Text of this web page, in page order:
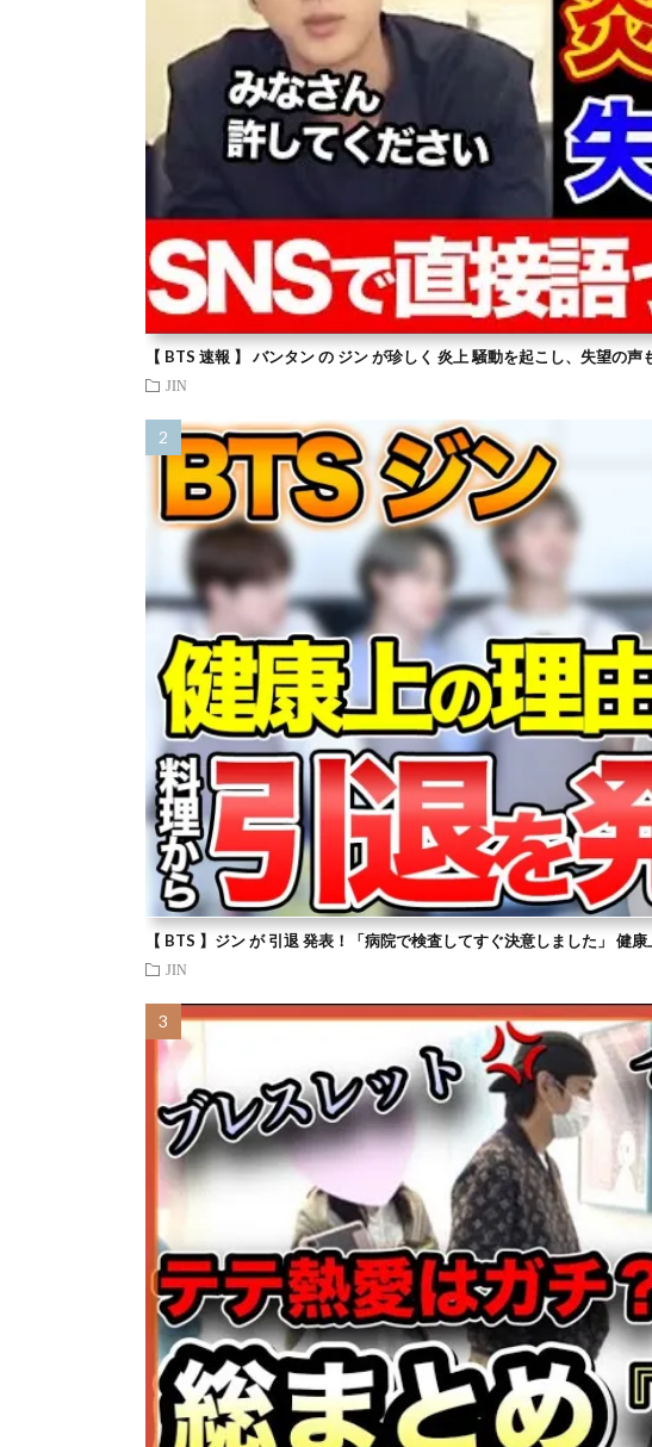
【 BTS 速報 】 バンタン の ジン が珍しく 炎上 騒動を起こし、失望の声
JIN
【 BTS 】ジン が 引退 発表！「病院で検査してすぐ決意しました」 健
JIN